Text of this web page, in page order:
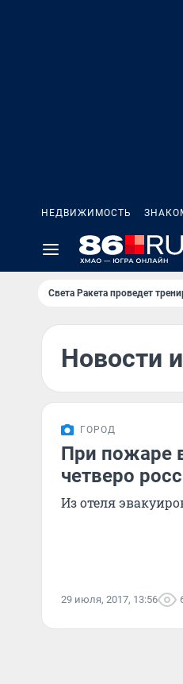
НЕДВИЖИМОСТЬ
Света Ракета проведет
Новости
ГОРОД
При пожаре
четверо
Из отеля
29 июля, 2017, 13:56